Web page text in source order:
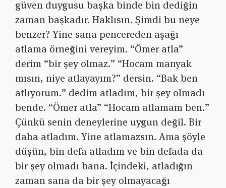
güven duygusu başka binde bin dediğin
zaman başkadır. Haklısın. Şimdi bu neye
benzer? Yine sana pencereden aşağı
atlama örneğini vereyim. “Ömer atla”
derim “bir şey olmaz.” “Hocam manyak
mısın, niye atlayayım?” dersin. “Bak ben
atlıyorum.” dedim atladım, bir şey olmadı
bende. “Ömer atla” “Hocam atlamam ben.”
Çünkü senin deneylerine uygun değil. Bir
daha atladım. Yine atlamazsın. Ama şöyle
düşün, bin defa atladım ve bin defada da
bir şey olmadı bana. İçindeki, atladığın
zaman sana da bir şey olmayacağı